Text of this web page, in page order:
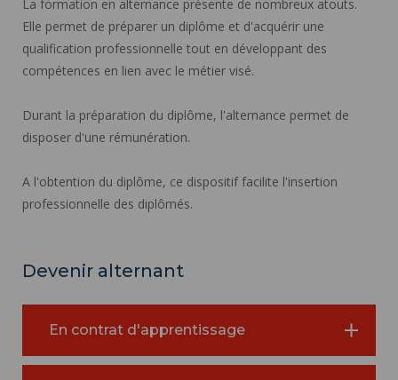
La formation en alternance présente de nombreux atouts.
Elle permet de préparer un diplôme et d'acquérir une
qualification professionnelle tout en développant des
compétences en lien avec le métier visé.
Durant la préparation du diplôme, l'alternance permet de
disposer d'une rémunération.
A l'obtention du diplôme, ce dispositif facilite l'insertion
professionnelle des diplômés.
Devenir alternant
En contrat d'apprentissage